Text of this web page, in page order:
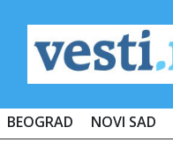
BEOGRAD NOVI SAD